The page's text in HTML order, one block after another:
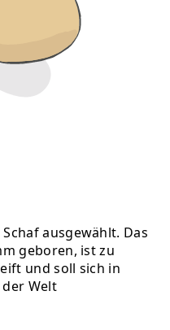
ausgewählt. Das
geboren, ist zu
und soll sich in
Welt